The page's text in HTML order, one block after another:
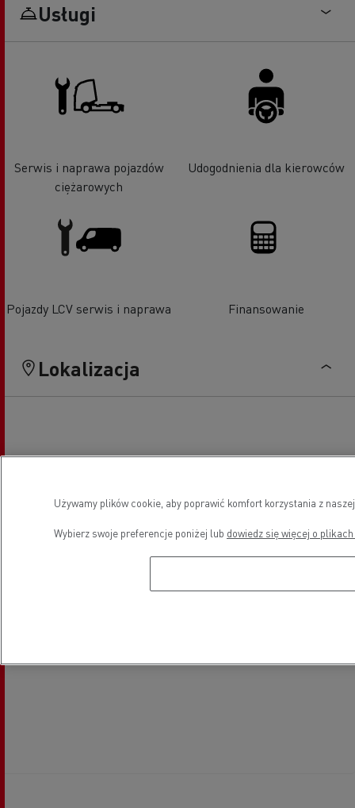
Usługi
Serwis i naprawa pojazdów
ciężarowych
Udogodnienia dla kierowców
Pojazdy LCV serwis i naprawa Finansowanie
Lokalizacja
Używamy plików cookie, aby poprawić komfort korzystania z
Wybierz swoje preferencje poniżej lub dowiedz się więcej o